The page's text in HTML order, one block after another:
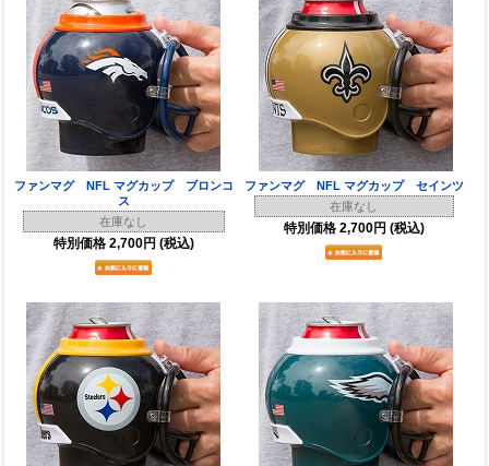
ファンマグ NFL マグカップ ブロンコ
ス
在庫なし
特別価格 2,700円 (税込)
ファンマグ NFL マグカップ セインツ
在庫なし
特別価格 2,700円 (税込)